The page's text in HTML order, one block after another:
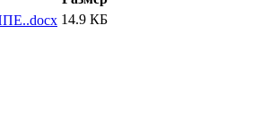
14.9 КБ